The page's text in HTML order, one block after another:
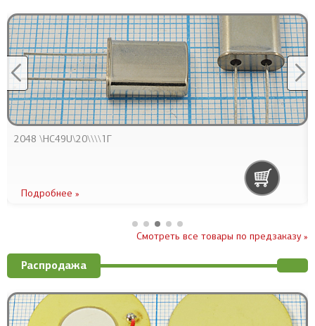
2048 \HC49U\20\\\\1Г
Подробнее »
Смотреть все товары по предзаказу »
Распродажа